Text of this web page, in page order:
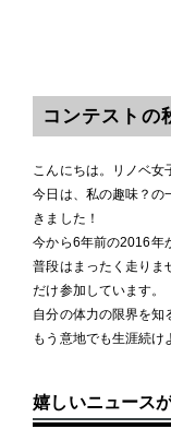
コンテストの
こんにちは。リノベ女
今日は、私の趣味？の
きました！
今から6年前の2016年
普段はまったく走りま
だけ参加しています。
自分の体力の限界を知
もう意地でも生涯続け
嬉しいニュース